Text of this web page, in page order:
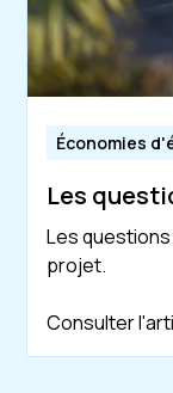
Économies
Les
Les
projet.
Consulter